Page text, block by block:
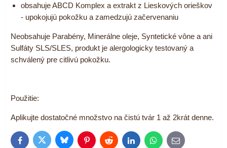
obsahuje ABCD Komplex a extrakt z Lieskových orieškov
- upokojujú pokožku a zamedzujú začervenaniu
Neobsahuje Parabény, Minerálne oleje, Syntetické vône a ani
Sulfáty SLS/SLES, produkt je alergologicky testovaný a
schválený pre citlivú pokožku.
Použitie:
Aplikujte dostatočné množstvo na čistú tvár 1 až 2krát denne.
FacebookTwitter BlueskyPinterestReddit LinkedInWhatsApp
E-